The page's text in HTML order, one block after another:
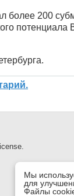
более 200
Мы
для
Файлы